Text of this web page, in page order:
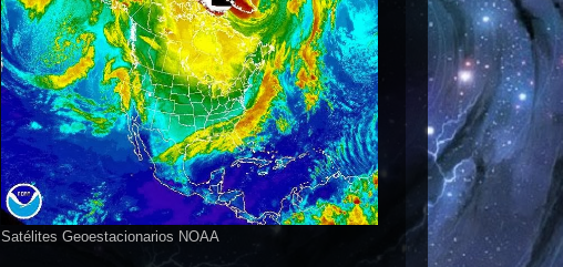
Satélites Geoestacionarios NOAA